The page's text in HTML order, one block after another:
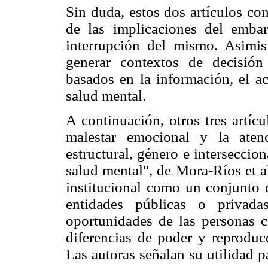
Sin duda, estos dos artículos
de las implicaciones del
interrupción del mismo.
generar contextos de
basados en la información, el
salud mental.
A continuación, otros tres
malestar emocional y la
estructural, género e
salud mental", de Mora-Ríos et
institucional como un conjunto
entidades públicas o
oportunidades de las personas
diferencias de poder y
Las autoras señalan su utilidad